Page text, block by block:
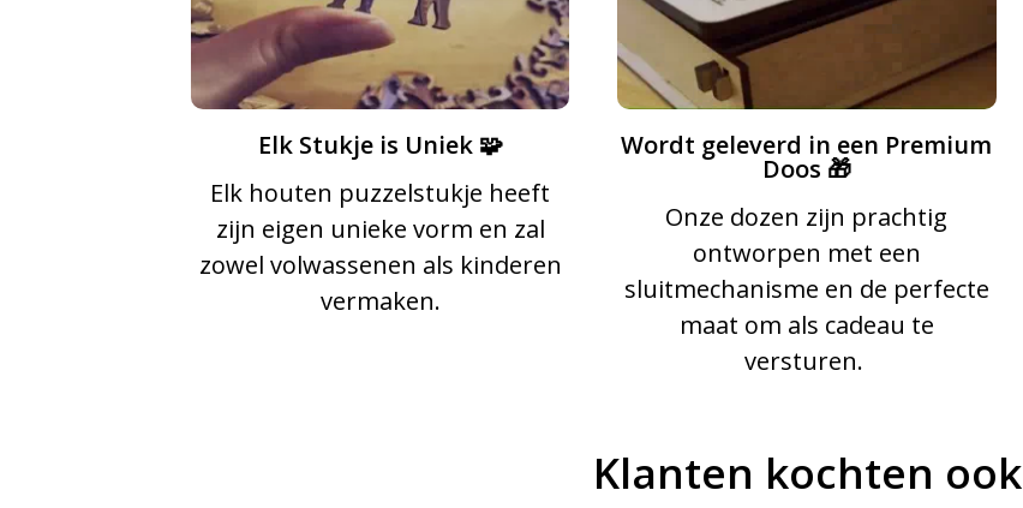
Elk Stukje is Uniek 🧩
Elk houten puzzelstukje heeft
zijn eigen unieke vorm en zal
zowel volwassenen als kinderen
vermaken.
Wordt geleverd in een Premium
Doos 🎁
Onze dozen zijn prachtig
ontworpen met een
sluitmechanisme en de perfecte
maat om als cadeau te
versturen.
Klanten kochten ook